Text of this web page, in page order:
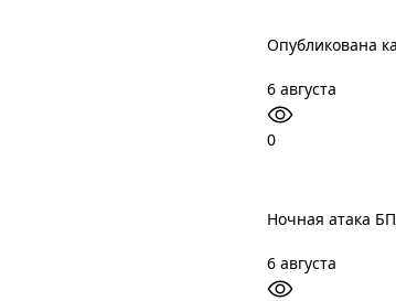
Опубликована
6 августа
0
Ночная атака
6 августа